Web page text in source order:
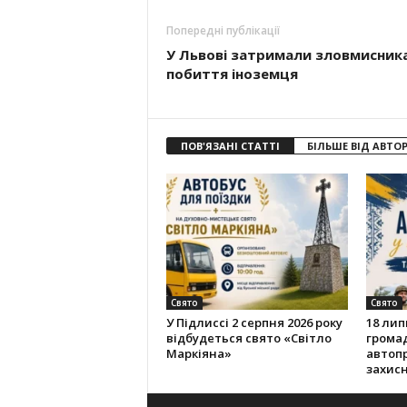
Попередні публікації
У Львові затримали
побиття іноземця
ПОВ'ЯЗАНІ СТАТТІ БІЛЬШЕ ВІД
Свято
У Підлиссі 2 серпня 2026 року
відбудеться свято «Світло
Маркіяна»
Свято
18